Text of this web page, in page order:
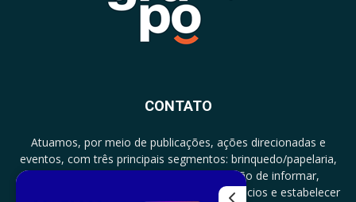
CONTATO
Atuamos, por meio de publicações, ações direcionadas e
eventos, com três principais segmentos: brinquedo/papelaria,
licenciamento e zero a três com a missão de informar,
documentar, proporcionar encontro de negócios e estabelecer